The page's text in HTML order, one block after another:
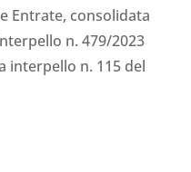
Entrate, consolidata
n. 479/2023
interpello n. 115 del